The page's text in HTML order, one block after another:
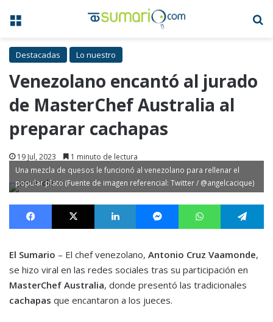
Menú
Destacadas Lo nuestro
Venezolano encantó al jurado
de MasterChef Australia al
preparar cachapas
19 Jul, 2023 1 minuto de lectura
Una mezcla de quesos le funcionó al venezolano para rellenar el
popular plato (Fuente de imagen referencial: Twitter / @angelcacique)
Facebook X LinkedIn MessengerWhatsApp
El Sumario – El chef venezolano, Antonio Cruz Vaamonde,
se hizo viral en las redes sociales tras su participación en
MasterChef Australia, donde presentó las tradicionales
cachapas que encantaron a los jueces.